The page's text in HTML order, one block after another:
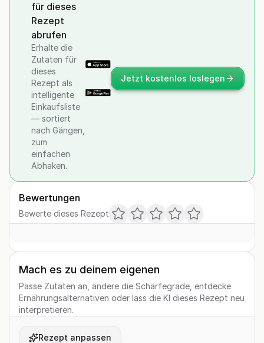
für dieses
Rezept
abrufen
Erhalte die
Zutaten für
dieses
Rezept als
intelligente
Einkaufsliste
— sortiert
nach Gängen,
zum
einfachen
Abhaken.
Jetzt kostenlos loslegen
Bewertungen
Bewerte dieses Rezept
Mach es zu deinem eigenen
Passe Zutaten an, ändere die Schärfegrade, entdecke
Ernährungsalternativen oder lass die KI dieses Rezept neu
interpretieren.
Rezept anpassen